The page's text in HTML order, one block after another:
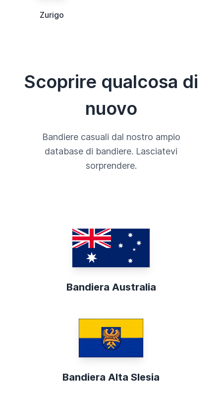
Zurigo
Scoprire qualcosa di
nuovo
Bandiere casuali dal nostro ampio
database di bandiere. Lasciatevi
sorprendere.
Bandiera Australia
Bandiera Alta Slesia